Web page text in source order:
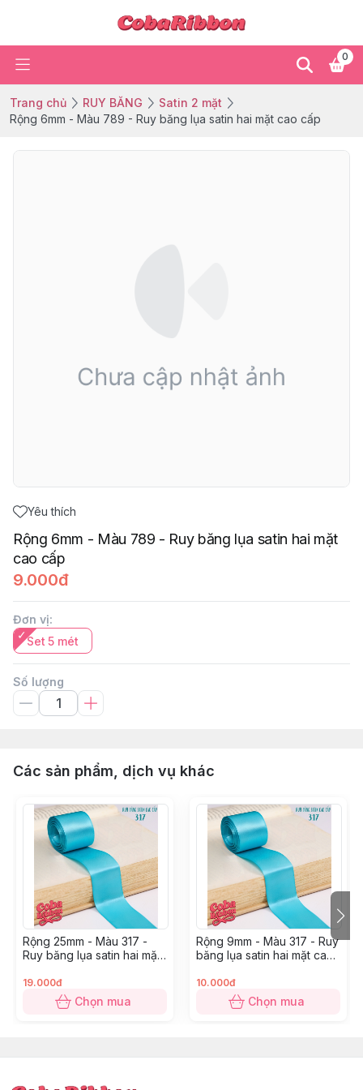
0
Trang chủ RUY BĂNG
Satin 2 mặt
Rộng 6mm - Màu 789 - Ruy băng lụa satin hai mặt cao cấp
Yêu thích
Rộng 6mm - Màu 789 - Ruy băng lụa satin hai mặt
cao cấp
9.000đ
Đơn vị:
Set 5 mét
Số lượng
Các sản phẩm, dịch vụ khác
Rộng 25mm - Màu 317 -
Ruy băng lụa satin hai mặt
19.000đ
Chọn mua
Rộng 9mm - Màu 317 - Ruy
băng lụa satin hai mặt cao
10.000đ
Chọn mua